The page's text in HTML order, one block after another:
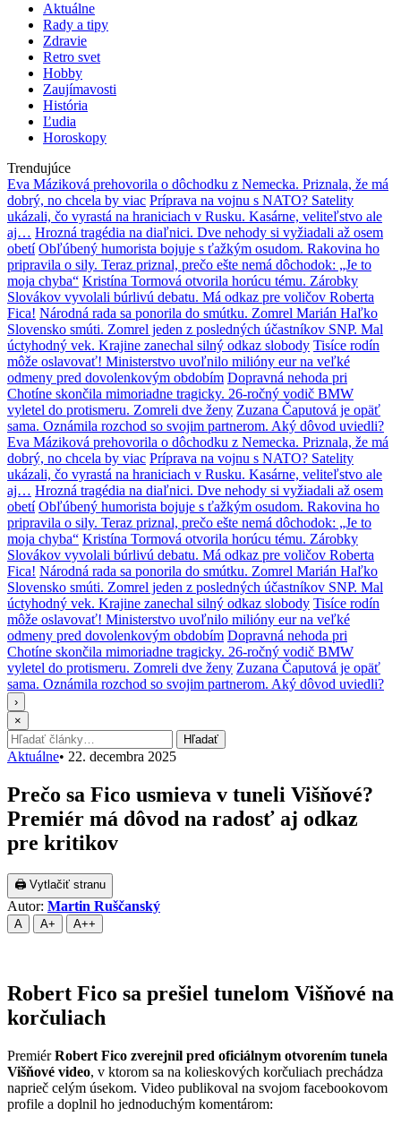
Aktuálne
Rady a tipy
Zdravie
Retro svet
Hobby
Zaujímavosti
História
Ľudia
Horoskopy
Trendujúce
Eva Máziková prehovorila o dôchodku z Nemecka. Priznala, že má
dobrý, no chcela by viac Príprava na vojnu s NATO? Satelity
ukázali, čo vyrastá na hraniciach v Rusku. Kasárne, veliteľstvo ale
aj… Hrozná tragédia na diaľnici. Dve nehody si vyžiadali až osem
obetí Obľúbený humorista bojuje s ťažkým osudom. Rakovina ho
pripravila o sily. Teraz priznal, prečo ešte nemá dôchodok: „Je to
moja chyba“ Kristína Tormová otvorila horúcu tému. Zárobky
Slovákov vyvolali búrlivú debatu. Má odkaz pre voličov Roberta
Fica! Národná rada sa ponorila do smútku. Zomrel Marián Haľko
Slovensko smúti. Zomrel jeden z posledných účastníkov SNP. Mal
úctyhodný vek. Krajine zanechal silný odkaz slobody Tisíce rodín
môže oslavovať! Ministerstvo uvoľnilo milióny eur na veľké
odmeny pred dovolenkovým obdobím Dopravná nehoda pri
Chotíne skončila mimoriadne tragicky. 26-ročný vodič BMW
vyletel do protismeru. Zomreli dve ženy Zuzana Čaputová je opäť
sama. Oznámila rozchod so svojim partnerom. Aký dôvod uviedli?
Eva Máziková prehovorila o dôchodku z Nemecka. Priznala, že má
dobrý, no chcela by viac Príprava na vojnu s NATO? Satelity
ukázali, čo vyrastá na hraniciach v Rusku. Kasárne, veliteľstvo ale
aj… Hrozná tragédia na diaľnici. Dve nehody si vyžiadali až osem
obetí Obľúbený humorista bojuje s ťažkým osudom. Rakovina ho
pripravila o sily. Teraz priznal, prečo ešte nemá dôchodok: „Je to
moja chyba“ Kristína Tormová otvorila horúcu tému. Zárobky
Slovákov vyvolali búrlivú debatu. Má odkaz pre voličov Roberta
Fica! Národná rada sa ponorila do smútku. Zomrel Marián Haľko
Slovensko smúti. Zomrel jeden z posledných účastníkov SNP. Mal
úctyhodný vek. Krajine zanechal silný odkaz slobody Tisíce rodín
môže oslavovať! Ministerstvo uvoľnilo milióny eur na veľké
odmeny pred dovolenkovým obdobím Dopravná nehoda pri
Chotíne skončila mimoriadne tragicky. 26-ročný vodič BMW
vyletel do protismeru. Zomreli dve ženy Zuzana Čaputová je opäť
sama. Oznámila rozchod so svojim partnerom. Aký dôvod uviedli?
›
×
Hľadať: Hľadať
Aktuálne• 22. decembra 2025
Prečo sa Fico usmieva v tuneli Višňové?
Premiér má dôvod na radosť aj odkaz
pre kritikov
🖨 Vytlačiť stranu
Autor: Martin Ruščanský
A A+ A++
Robert Fico sa prešiel tunelom Višňové na
korčuliach
PremiérRobert Fico zverejnil pred oficiálnym otvorením tunela
Višňové video, v ktorom sa na kolieskových korčuliach prechádza
naprieč celým úsekom. Video publikoval na svojom facebookovom
profile a doplnil ho jednoduchým komentárom: